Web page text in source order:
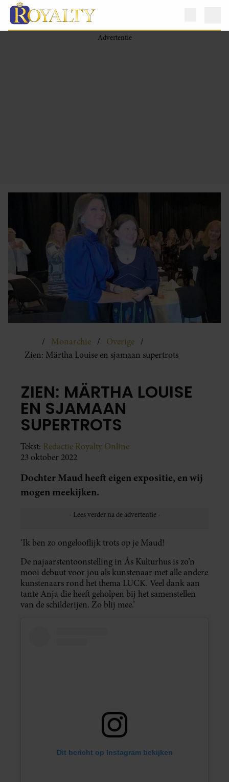
Monarchie
Overige
Zien: Märtha Louise en sjamaan supertrots
ZIEN: MÄRTHA LOUISE
EN SJAMAAN
SUPERTROTS
Tekst: Redactie Royalty Online
23 oktober 2022
Dochter Maud heeft eigen expositie, en wij
mogen meekijken.
‘Ik ben zo ongelooflijk trots op je Maud!
De najaarstentoonstelling in Ås Kulturhus is zo’n
mooi debuut voor jou als kunstenaar met alle andere
kunstenaars rond het thema LUCK. Veel dank aan
tante Anja die heeft geholpen bij het samenstellen
van de schilderijen. Zo blij mee.’
Dit bericht op Instagram bekijken